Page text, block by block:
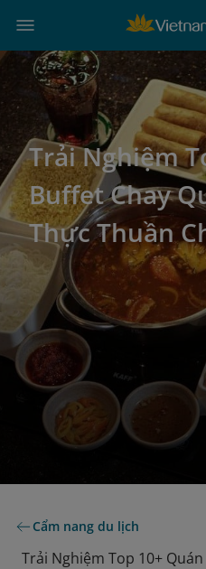
Trải Nghiệm
Buffet Chay
Thực Thuần
Cẩm nang du lịch
Trải Nghiệm Top 10+